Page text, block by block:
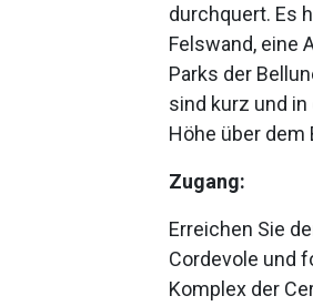
durchquert. Es
Felswand, eine
Parks der
sind kurz und
Höhe über dem
Zugang:
Erreichen Sie
Cordevole und
Komplex der